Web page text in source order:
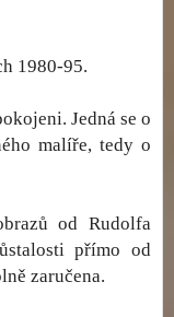
1980-95.
Jedná se o
malíře, tedy o
od Rudolfa
přímo od
zaručena.